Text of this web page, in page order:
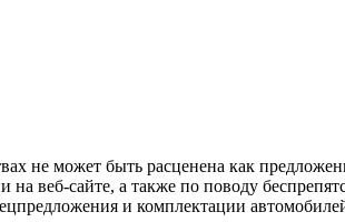
не может быть расценена как
веб-сайте, а также по поводу
и комплектации